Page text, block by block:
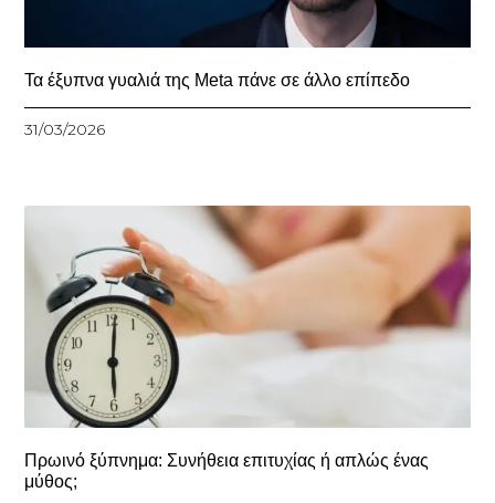
Τα έξυπνα γυαλιά της Meta πάνε σε άλλο επίπεδο
31/03/2026
Πρωινό ξύπνημα: Συνήθεια επιτυχίας ή απλώς ένας
μύθος;